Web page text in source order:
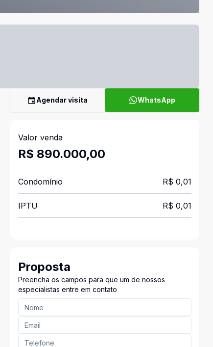
Agendar visita WhatsApp
Valor venda
R$ 890.000,00
Condomínio R$ 0,01
IPTU R$ 0,01
Proposta
Preencha os campos para que um de nossos
especialistas entre em contato